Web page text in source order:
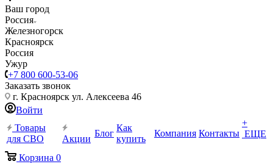
Ваш город
Россия
Железногорск
Красноярск
Россия
Ужур
+7 800 600-53-06
Заказать звонок
г. Красноярск ул. Алексеева 46
Войти
Товары
для СВО
Акции
Блог
Как
купить
Компания Контакты
+
ЕЩЕ
Корзина 0